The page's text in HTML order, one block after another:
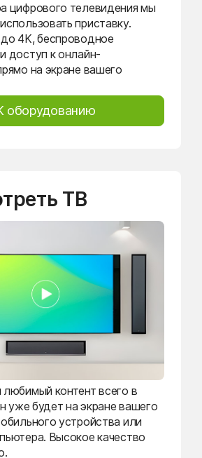
цифрового телевидения мы
приставку.
4K, беспроводное
доступ к онлайн-
на экране вашего
оборудованию
ТВ
контент всего в
уже будет на экране вашего
устройства или
Высокое качество